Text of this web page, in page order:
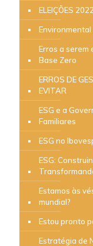
ELEIÇÕES 2022
Erros a serem
Base Zero
ERROS DE
EVITAR
ESG e a
Familiares
ESG no
ESG:
Estamos às
mundial?
Estou pronto
Estratégia de